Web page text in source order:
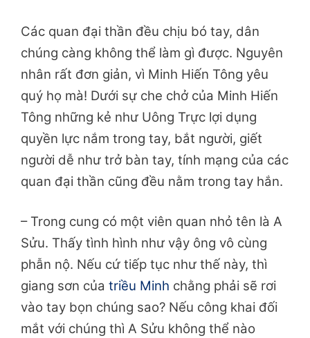
Các quan đại thần đều chịu bó tay, dân
chúng càng không thể làm gì được. Nguyên
nhân rất đơn giản, vì Minh Hiến Tông yêu
quý họ mà! Dưới sự che chở của Minh Hiến
Tông những kẻ như Uông Trực lợi dụng
quyền lực nắm trong tay, bắt người, giết
người dễ như trở bàn tay, tính mạng của các
quan đại thần cũng đều nằm trong tay hắn.
– Trong cung có một viên quan nhỏ tên là A
Sửu. Thấy tình hình như vậy ông vô cùng
phẫn nộ. Nếu cứ tiếp tục như thế này, thì
giang sơn của triều Minh chằng phải sẽ rơi
vào tay bọn chúng sao? Nếu công khai đối
mắt với chúng thì A Sửu không thể nào